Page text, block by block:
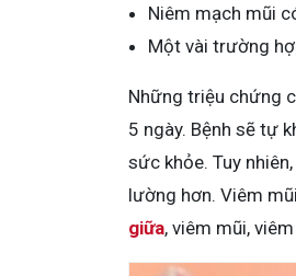
Niêm mạch mũi
Một vài trường
Những triệu chứng
5 ngày. Bệnh sẽ tự
sức khỏe. Tuy
lường hơn. Viêm
giữa, viêm mũi,